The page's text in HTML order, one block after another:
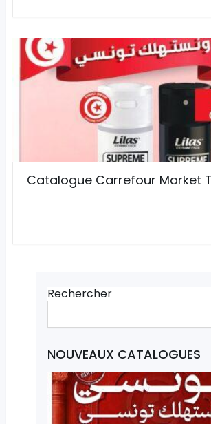
Catalogue Carrefour Market
Rechercher
NOUVEAUX CATALOGUES